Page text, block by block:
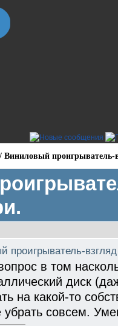
/ Виниловый проигрыватель-
проигрыватель-
в том
диск
на какой-то
убрать совсем.